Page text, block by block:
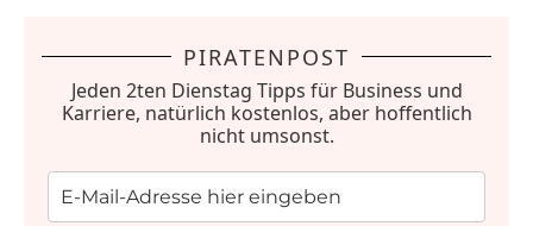
PIRATENPOST
Jeden 2ten Dienstag Tipps für Business und
Karriere, natürlich kostenlos, aber hoffentlich
nicht umsonst.